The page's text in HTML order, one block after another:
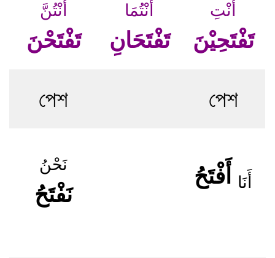
أَنْتُنَّ
تَفْتَحْنَ
أَنْتُمَا
تَفْتَحَانِ
أَنْتِ
تَفْتَحِيْنَ
পেশ পেশ
نَحْنُ
نَفْتَحُ أَنَا أَفْتَحُ